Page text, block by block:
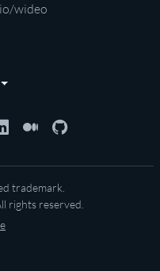
wideo
trademark.
rights reserved.